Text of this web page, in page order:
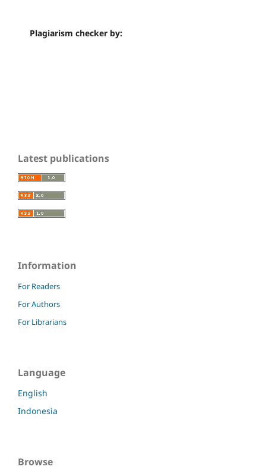
Plagiarism checker by:
Latest publications
Information
For Readers
For Authors
For Librarians
Language
English
Indonesia
Browse